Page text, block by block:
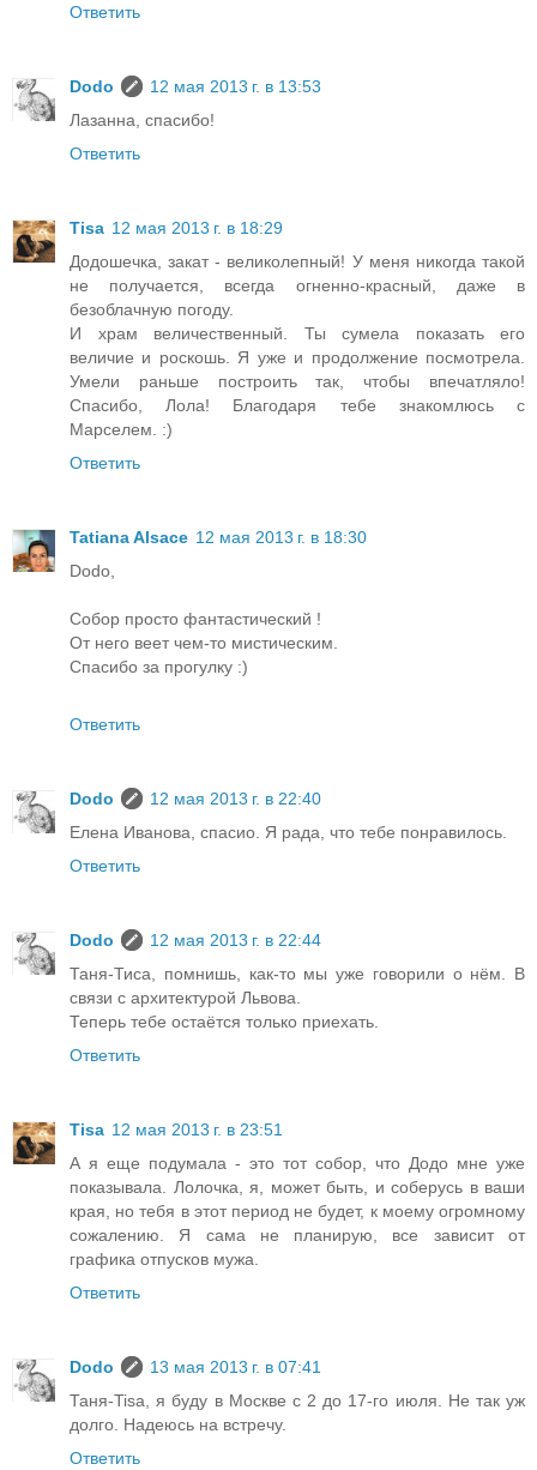
Ответить
Dodo
12 мая 2013 г. в 13:53
Лазанна, спасибо!
Ответить
Tisa 12 мая 2013 г. в 18:29
Додошечка, закат - великолепный! У меня никогда такой
не получается, всегда огненно-красный, даже в
безоблачную погоду.
И храм величественный. Ты сумела показать его
величие и роскошь. Я уже и продолжение посмотрела.
Умели раньше построить так, чтобы впечатляло!
Спасибо, Лола! Благодаря тебе знакомлюсь с
Марселем. :)
Ответить
Tatiana Alsace 12 мая 2013 г. в 18:30
Dodo,
Собор просто фантастический !
От него веет чем-то мистическим.
Спасибо за прогулку :)
Ответить
Dodo
12 мая 2013 г. в 22:40
Елена Иванова, спасио. Я рада, что тебе понравилось.
Ответить
Dodo
12 мая 2013 г. в 22:44
Таня-Тиса, помнишь, как-то мы уже говорили о нём. В
связи с архитектурой Львова.
Теперь тебе остаётся только приехать.
Ответить
Tisa 12 мая 2013 г. в 23:51
А я еще подумала - это тот собор, что Додо мне уже
показывала. Лолочка, я, может быть, и соберусь в ваши
края, но тебя в этот период не будет, к моему огромному
сожалению. Я сама не планирую, все зависит от
графика отпусков мужа.
Ответить
Dodo
13 мая 2013 г. в 07:41
Таня-Tisa, я буду в Москве с 2 до 17-го июля. Не так уж
долго. Надеюсь на встречу.
Ответить